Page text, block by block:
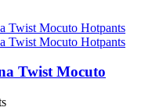
TwistMocuto